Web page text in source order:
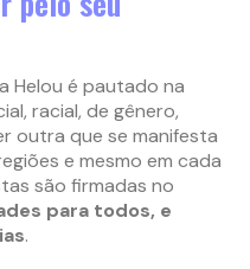
Helou é pautado na
racial, de gênero,
outra que se manifesta
e mesmo em cada
são firmadas no
para todos, e
.